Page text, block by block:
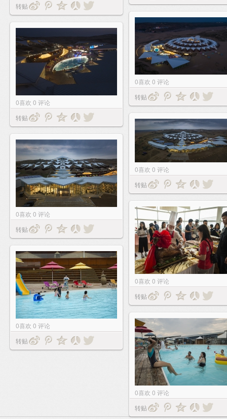
转贴
0喜欢 0 评论
转贴
0喜欢 0 评论
转贴
0喜欢 0 评论
转贴
0喜欢 0 评论
转贴
0喜欢 0 评论
转贴
0喜欢 0 评论
转贴
0喜欢 0 评论
转贴